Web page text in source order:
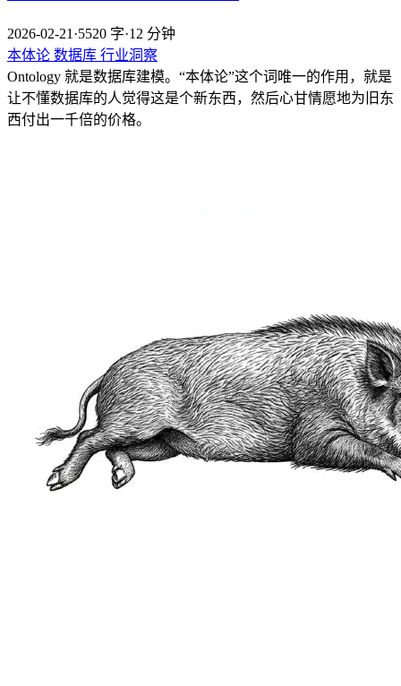
2026-02-21 ·5520 字·12 分钟
本体论 数据库 行业洞察
Ontology 就是数据库建模。“本体论”这个词唯一的作用，就是
让不懂数据库的人觉得这是个新东西，然后心甘情愿地为旧东
西付出一千倍的价格。